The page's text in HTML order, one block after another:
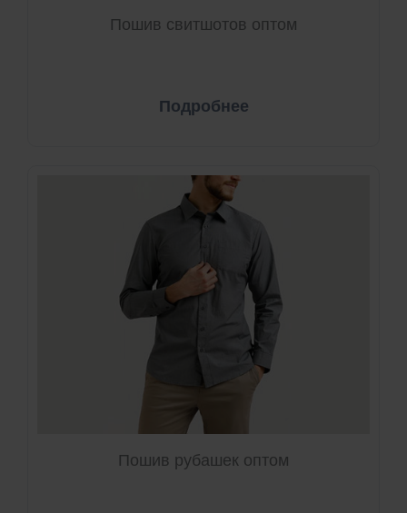
Пошив свитшотов оптом
Подробнее
Пошив рубашек оптом